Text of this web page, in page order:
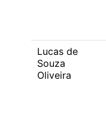
Lucas de
Souza
Oliveira